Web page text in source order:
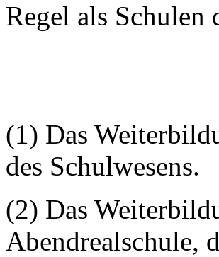
Regel als
(1) Das
des Schulwesens.
(2) Das
Abendrealschule,